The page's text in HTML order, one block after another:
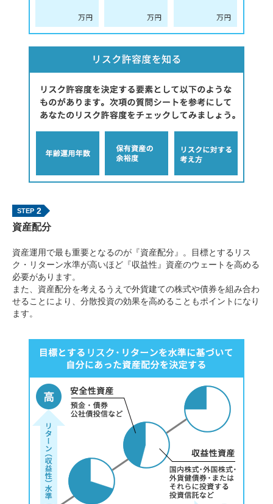
2
資産配分
資産運用で最も重要となるのが『資産配分』。目標とするリス
ク・リターン水準が高いほど『収益性』資産のウェートを高める
必要があります。
また、資産配分を考えるうえで外貨建ての株式や債券を組み合わ
せることにより、分散投資の効果を高めることもポイントになり
ます。